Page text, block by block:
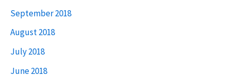
September 2018
August 2018
July 2018
June 2018